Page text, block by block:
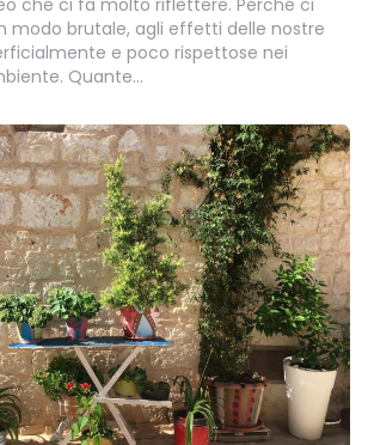
modo brutale, agli effetti delle nostre
e poco rispettose nei
Quante…